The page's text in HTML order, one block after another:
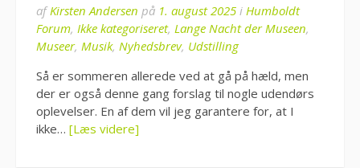
afKirsten Andersen på 1. august 2025 i Humboldt
Forum, Ikke kategoriseret, Lange Nacht der Museen,
Museer, Musik, Nyhedsbrev, Udstilling
Så er sommeren allerede ved at gå på hæld, men
der er også denne gang forslag til nogle udendørs
oplevelser. En af dem vil jeg garantere for, at I
ikke… [Læs videre]